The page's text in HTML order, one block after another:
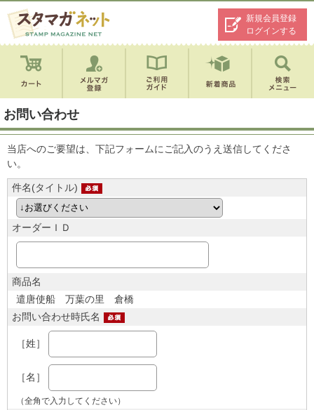
新規会員登録
ログインする
お問い合わせ
当店へのご要望は、下記フォームにご記入のうえ送信してくださ
い。
件名(タイトル)
オーダーＩＤ
商品名
遣唐使船 万葉の里 倉橋
お問い合わせ時氏名
［姓］
［名］
（全角で入力してください）